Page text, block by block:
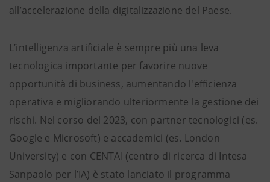
all’accelerazione della digitalizzazione del Paese.
L’intelligenza artificiale è sempre più una leva
tecnologica importante per favorire nuove
opportunità di business, aumentando l'efficienza
operativa e migliorando ulteriormente la gestione dei
rischi. Nel corso del 2023, con partner tecnologici (es.
Google e Microsoft) e accademici (es. London
University) e con CENTAI (centro di ricerca di Intesa
Sanpaolo per l’IA) è stato lanciato il programma